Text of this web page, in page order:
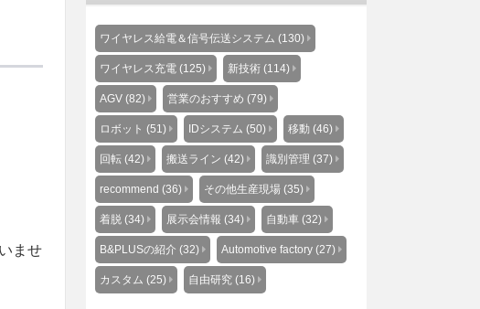
ませ
ワイヤレス給電＆信号伝送システム (130)
ワイヤレス充電 (125) 新技術 (114)
AGV (82) 営業のおすすめ (79)
ロボット (51) IDシステム (50) 移動 (46)
回転 (42) 搬送ライン (42) 識別管理 (37)
recommend (36) その他生産現場 (35)
着脱 (34) 展示会情報 (34) 自動車 (32)
B&PLUSの紹介 (32) Automotive factory (27)
カスタム (25) 自由研究 (16)